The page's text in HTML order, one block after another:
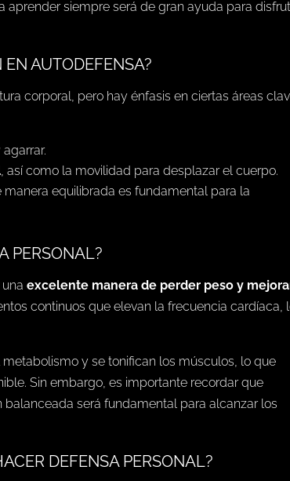
aprender siempre será de gran ayuda para
EN AUTODEFENSA?
corporal, pero hay énfasis en ciertas áreas
, así como la movilidad para desplazar el cuerpo.
equilibrada es fundamental para la
PERSONAL?
unaexcelente manera de perder peso y
continuos que elevan la frecuencia cardíaca,
y se tonifican los músculos, lo que
Sin embargo, es importante recordar que
será fundamental para alcanzar los
DEFENSA PERSONAL?